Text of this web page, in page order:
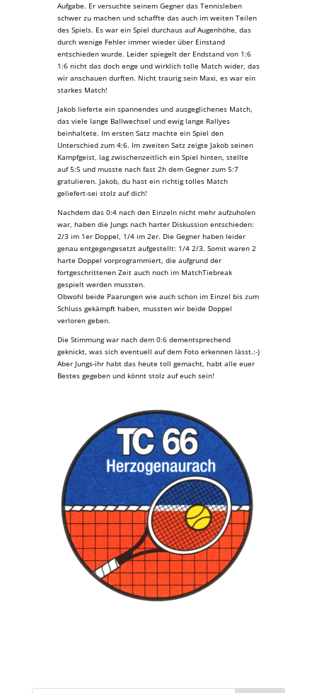
Aufgabe. Er versuchte seinem Gegner das Tennisleben
schwer zu machen und schaffte das auch im weiten Teilen
des Spiels. Es war ein Spiel durchaus auf Augenhöhe, das
durch wenige Fehler immer wieder über Einstand
entschieden wurde. Leider spiegelt der Endstand von 1:6
1:6 nicht das doch enge und wirklich tolle Match wider, das
wir anschauen durften. Nicht traurig sein Maxi, es war ein
starkes Match!
Jakob lieferte ein spannendes und ausgeglichenes Match,
das viele lange Ballwechsel und ewig lange Rallyes
beinhaltete. Im ersten Satz machte ein Spiel den
Unterschied zum 4:6. Im zweiten Satz zeigte Jakob seinen
Kampfgeist, lag zwischenzeitlich ein Spiel hinten, stellte
auf 5:5 und musste nach fast 2h dem Gegner zum 5:7
gratulieren. Jakob, du hast ein richtig tolles Match
geliefert-sei stolz auf dich!
Nachdem das 0:4 nach den Einzeln nicht mehr aufzuholen
war, haben die Jungs nach harter Diskussion entschieden:
2/3 im 1er Doppel, 1/4 im 2er. Die Gegner haben leider
genau entgegengesetzt aufgestellt: 1/4 2/3. Somit waren 2
harte Doppel vorprogrammiert, die aufgrund der
fortgeschrittenen Zeit auch noch im MatchTiebreak
gespielt werden mussten.
Obwohl beide Paarungen wie auch schon im Einzel bis zum
Schluss gekämpft haben, mussten wir beide Doppel
verloren geben.
Die Stimmung war nach dem 0:6 dementsprechend
geknickt, was sich eventuell auf dem Foto erkennen lässt.:-)
Aber Jungs-ihr habt das heute toll gemacht, habt alle euer
Bestes gegeben und könnt stolz auf euch sein!